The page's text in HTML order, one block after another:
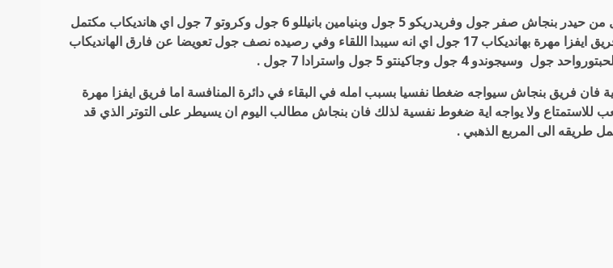
ويمثل بنجاش اليوم كل من حيدر بنجاش صفر جول وفريدريكو 5 جول وبنيامين بانيللو 6 جول وكروتو 7 جول اي هانديكاب مكتمل
18 جول فيما يشارك فريق ايفزا مهرة بهانديكاب 17 جول اي انه سيبدا اللقاء وفي رصيده نصف جول تعويضا عن فارق الهانديكاب
4 جول وجاكينتو 5 جول واسترادا 7 جول .
فان فريق بنجاش سيواجه ضغطا نفسيا بسبب امله في البقاء في دائرة المنافسة اما فريق ايفزا مهرة
للاستمتاع ولا يواجه اية ضغوط نفسية لذلك فان بنجاش مطالب اليوم ان يسيطر على التوتر الذي قد
طريقه الى المربع الذهبي .